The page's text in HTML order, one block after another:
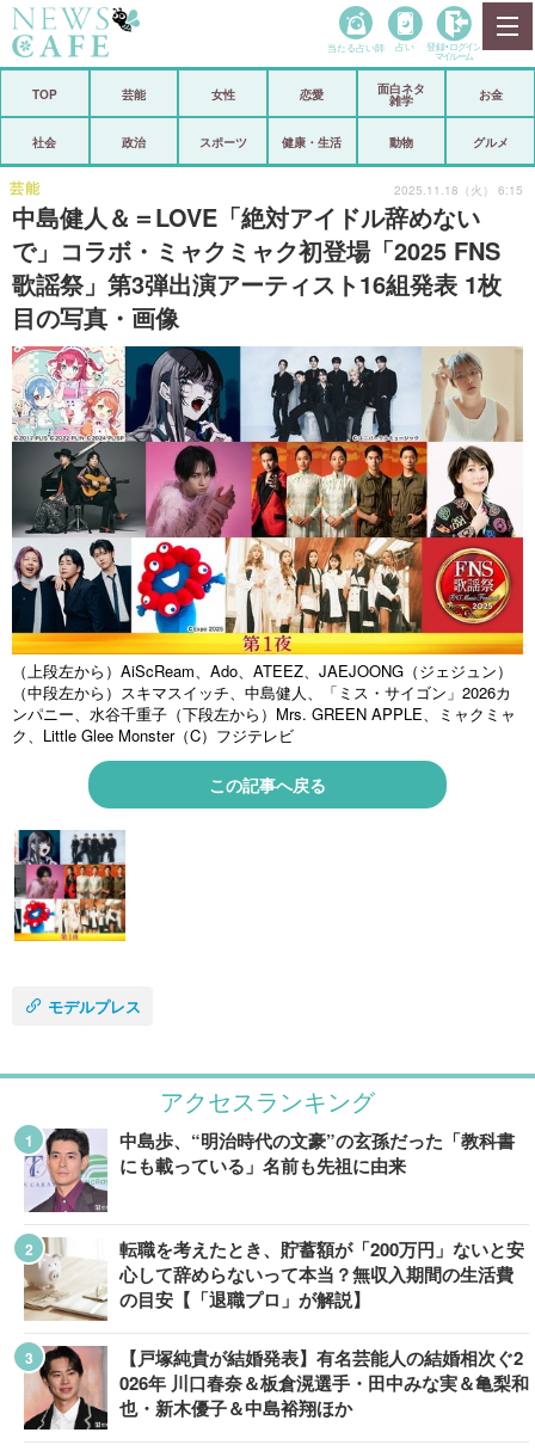
政治
芸能 スポーツ
恋愛 ビックリ
コメントポスト
リリース ショップ
登録・ログイン/マイルーム
当たる占い師 占い 登録• ログイン
マイルーム
TOP 芸能 女性 恋愛
面白ネタ
雑学
お金
社会 政治 スポーツ 健康・生活 動物 グルメ
中島健人＆＝LOVE「絶対アイドル辞めない
で」コラボ・ミャクミャク初登場「2025 FNS
歌謡祭」第3弾出演アーティスト16組発表 1枚
目の写真・画像
芸能 2025.11.18（火） 6:15
（上段左から）AiScReam、Ado、ATEEZ、JAEJOONG（ジェジュン）
（中段左から）スキマスイッチ、中島健人、「ミス・サイゴン」2026カ
ンパニー、水谷千重子（下段左から）Mrs. GREEN APPLE、ミャクミャ
ク、Little Glee Monster（C）フジテレビ
この記事へ戻る
モデルプレス
アクセスランキング
中島歩、“明治時代の文豪”の玄孫だった「教科書
にも載っている」名前も先祖に由来
転職を考えたとき、貯蓄額が「200万円」ないと安
心して辞めらないって本当？無収入期間の生活費
の目安【「退職プロ」が解説】
【戸塚純貴が結婚発表】有名芸能人の結婚相次ぐ2
026年 川口春奈＆板倉滉選手・田中みな実＆亀梨和
也・新木優子＆中島裕翔ほか